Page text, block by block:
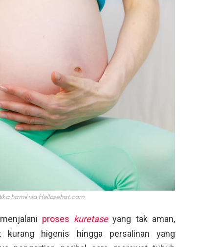
hamil via Hellosehat.com
proses kuretaseyang tak aman,
kurang higenis hingga persalinan yang